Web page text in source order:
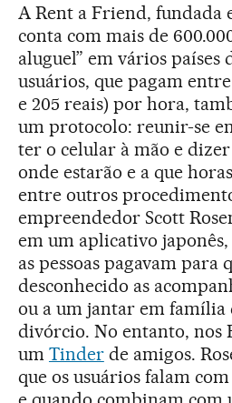
A Rent a Friend, fundada
conta com mais de
aluguel” em vários países
usuários, que pagam entre
e 205 reais) por hora,
um protocolo: reunir-se
ter o celular à mão e
onde estarão e a que
entre outros
empreendedor Scott
em um aplicativo
as pessoas pagavam para
desconhecido as
ou a um jantar em família
divórcio. No entanto, nos
um Tinderde amigos.
que os usuários falam